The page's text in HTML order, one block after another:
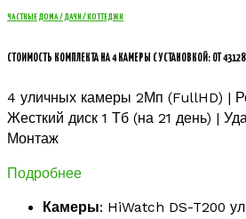
ЧАСТНЫЕ ДОМА / ДАЧИ / КОТТЕДЖИ
СТОИМОСТЬ КОМПЛЕКТА НА 4 КАМЕРЫ С УСТАНОВКОЙ: ОТ
4 уличных камеры 2Мп (FullHD) |
Жесткий диск 1 Тб (на 21 день) |
Монтаж
Подробнее
Камеры: HiWatch DS-T200